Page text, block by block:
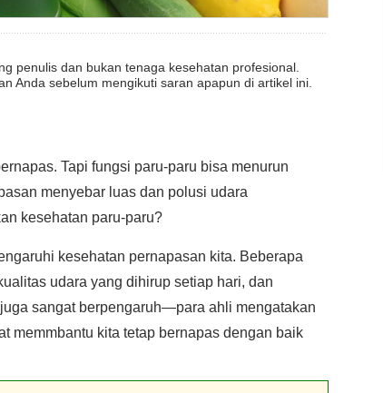
penulis dan bukan tenaga kesehatan profesional.
Anda sebelum mengikuti saran apapun di artikel ini.
Tapi fungsi paru-paru bisa menurun
menyebar luas dan polusi udara
kesehatan paru-paru?
kesehatan pernapasan kita. Beberapa
udara yang dihirup setiap hari, dan
sangat berpengaruh—para ahli mengatakan
memmbantu kita tetap bernapas dengan baik